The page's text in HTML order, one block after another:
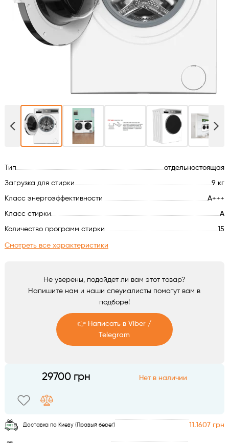
Духовые шкафы
Посудомойки
Стиральные машины
Холодильное оборудование
Аксессуары
Тип отдельностоящая
Загрузка для стирки 9 кг
Класс энергоэффективности A+++
Класс стирки A
Количество программ стирки 15
Смотреть все характеристики
Не уверены, подойдет ли вам этот товар?
Напишите нам и наши спеуиалисты помогут вам в
подборе!
👉 Написать в Viber /
Telegram
29700 грн Нет в наличии
Доставка по Киеву (Правый берег) 11.1607 грн